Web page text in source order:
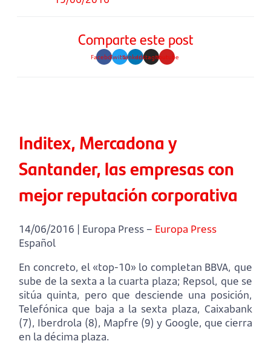
Comparte este post
FacebookTwitterLinkedinInstagramYoutube
Inditex, Mercadona y
Santander, las empresas con
mejor reputación corporativa
14/06/2016 | Europa Press – Europa Press
Español
En concreto, el «top-10» lo completan BBVA, que
sube de la sexta a la cuarta plaza; Repsol, que se
sitúa quinta, pero que desciende una posición,
Telefónica que baja a la sexta plaza, Caixabank
(7), Iberdrola (8), Mapfre (9) y Google, que cierra
en la décima plaza.